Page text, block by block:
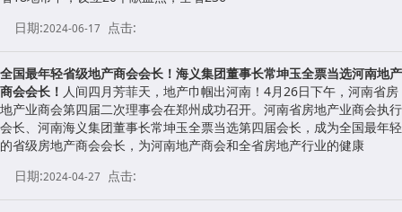
日期:2024-06-17 点击:
全国最年轻省级地产商会会长！海义集团董事长常坤玉全票当选河南地产
商会会长！ 人间四月芳菲天，地产巾帼出河南！4月26日下午，河南省房
地产业商会第四届二次理事会在郑州成功召开。河南省房地产业商会执行
会长、河南海义集团董事长常坤玉全票当选第四届会长，成为全国最年轻
的省级房地产商会会长，为河南地产商会和全省房地产行业的健康
日期:2024-04-27 点击: